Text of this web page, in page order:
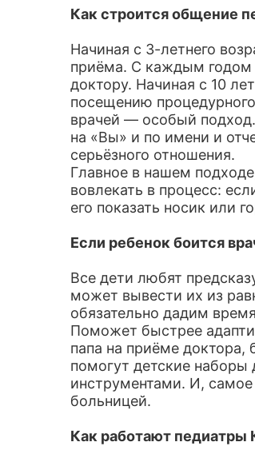
Как строится общение
Начиная с 3-летнего
приёма. С каждым годом
доктору. Начиная с 10
посещению
врачей — особый
на «Вы» и по имени и
серьёзного отношения.
Главное в нашем
вовлекать в процесс:
его показать носик или
Если ребенок боится
Все дети любят
может вывести их из
обязательно дадим
Поможет быстрее
папа на приёме доктора,
помогут детские
инструментами. И, самое
больницей.
Как работают педиатры